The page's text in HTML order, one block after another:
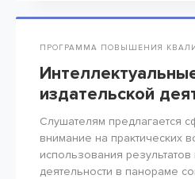
ПРОГРАММА ПОВЫШЕНИЯ
издательской
Слушателям предлагается
внимание на практических
использования результатов
деятельности в панораме